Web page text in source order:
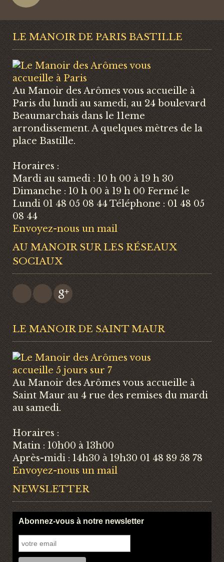
LE MANOIR DE PARIS BASTILLE
Au Manoir des Arômes vous accueille à
Paris du lundi au samedi, au 24 boulevard
Beaumarchais dans le 11eme
arrondissement. A quelques mètres de la
place Bastille.
Horaires :
Mardi au samedi : 10 h 00 à 19 h 30
Dimanche : 10 h 00 à 19 h 00 Fermé le
Lundi 01 48 05 08 44 Téléphone : 01 48 05
08 44
Envoyez-nous un mail
AU MANOIR SUR LES RÉSEAUX
SOCIAUX
LE MANOIR DE SAINT MAUR
Au Manoir des Arômes vous accueille à
Saint Maur au 4 rue des remises du mardi
au samedi.
Horaires :
Matin : 10h00 à 13h00
Après-midi : 14h30 à 19h30 01 48 89 58 78
Envoyez-nous un mail
NEWSLETTER
Abonnez-vous à notre newsletter